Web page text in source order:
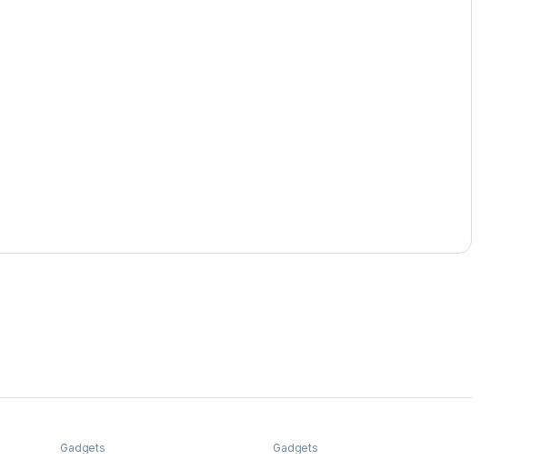
Gadgets Gadgets